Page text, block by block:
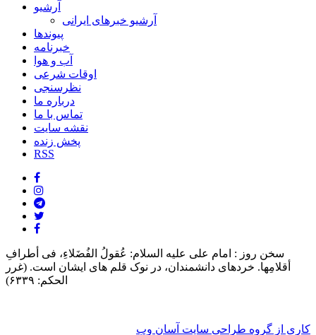
آرشیو
آرشیو خبرهای ایرانی
پیوندها
خبرنامه
آب و هوا
اوقات شرعی
نظرسنجی
درباره ما
تماس با ما
نقشه سایت
پخش زنده
RSS
سخن روز : امام على علیه السلام: عُقولُ الفُضَلاءِ، فی أطرافِ
أقلامِها. خردهاى دانشمندان، در نوک قلم هاى ایشان است. (غرر
الحکم: ۶۳۳۹)
کاری از گروه طراحی سایت آسان وب